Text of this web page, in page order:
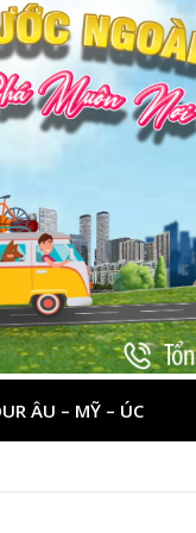
ÂU – MỸ – ÚC